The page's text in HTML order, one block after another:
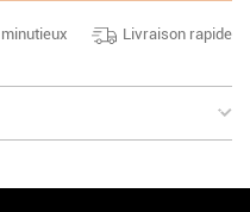
Livraison rapide